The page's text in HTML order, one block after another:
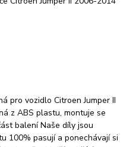
pro vozidlo Citroen Jumper II
z ABS plastu, montuje se
balení Naše díly jsou
100% pasují a ponechávají si